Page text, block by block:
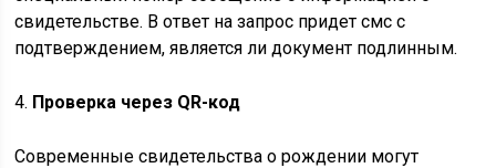
свидетельстве. В ответ на запрос придет смс с
подтверждением, является ли документ подлинным.
4. Проверка через QR-код
Современные свидетельства о рождении могут